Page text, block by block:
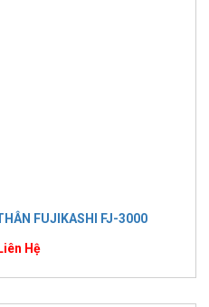
FUJIKASHI FJ-3000
Liên Hệ